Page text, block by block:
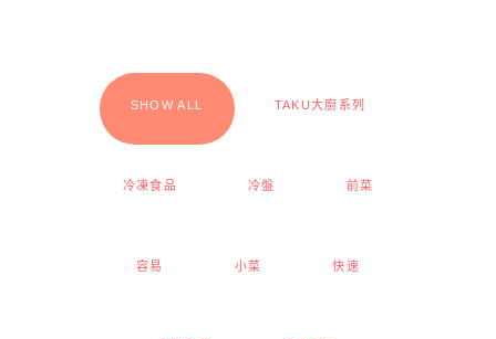
SHOW ALL TAKU大廚系列
冷凍食品 冷盤 前菜
容易 小菜 快速